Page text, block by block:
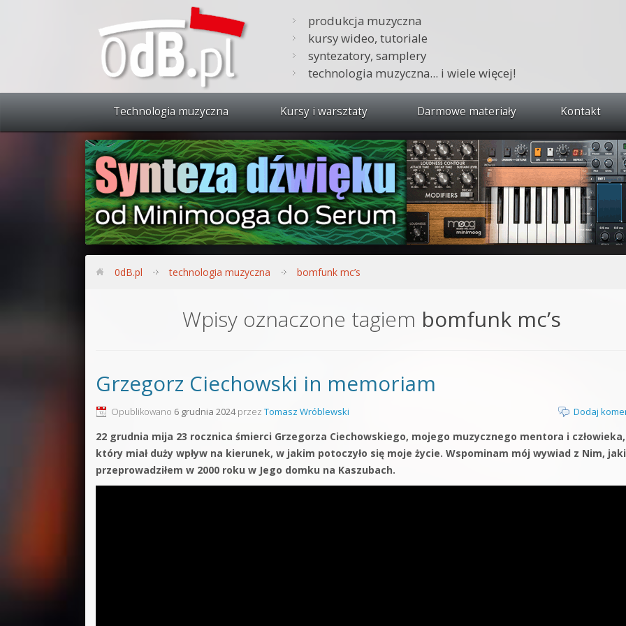
produkcja muzyczna
kursy wideo, tutoriale
syntezatory, samplery
technologia muzyczna... i wiele więcej!
Technologia muzyczna Kursy i warsztaty
Zobacz wszystkie kursy i warsztaty
Synteza dźwięku 🔥
Produkcja muzyczna w praktyce
Bitwig Studio od podstaw
Sound Forge od podstaw
Kontakt 5 Kompendium
Pakiety
Darmowe materiały Kontakt
0dB.pl technologia muzyczna bomfunk mc’s
Wpisy oznaczone tagiem bomfunk mc’s
Grzegorz Ciechowski in memoriam
Opublikowano 6 grudnia 2024przez Tomasz Wróblewski Dodaj
22 grudnia mija 23 rocznica śmierci Grzegorza Ciechowskiego, mojego muzycznego mentora i człowieka,
który miał duży wpływ na kierunek, w jakim potoczyło się moje życie. Wspominam mój wywiad z Nim, jaki
przeprowadziłem w 2000 roku w Jego domku na Kaszubach.